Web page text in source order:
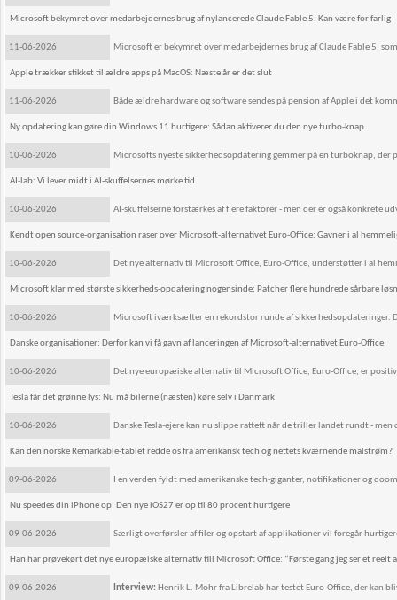
Microsoft bekymret over medarbejdernes brug af nylancerede Claude Fable 5: Kan være for farlig
11-06-2026 Microsoft er bekymret over medarbejdernes brug af Claude Fable 5,
Apple trækker stikket til ældre apps på MacOS: Næste år er det slut
11-06-2026 Både ældre hardware og software sendes på pension af Apple i det
Ny opdatering kan gøre din Windows 11 hurtigere: Sådan aktiverer du den nye turbo-knap
10-06-2026 Microsofts nyeste sikkerhedsopdatering gemmer på en turboknap,
AI-lab: Vi lever midt i AI-skuffelsernes mørke tid
10-06-2026 AI-skuffelserne forstærkes af flere faktorer - men der er også konkrete
Kendt open source-organisation raser over Microsoft-alternativet Euro-Office: Gavner i al
10-06-2026 Det nye alternativ til Microsoft Office, Euro-Office, understøtter i al
Microsoft klar med største sikkerheds-opdatering nogensinde: Patcher flere hundrede sårbare
10-06-2026 Microsoft iværksætter en rekordstor runde af sikkerhedsopdateringer.
Danske organisationer: Derfor kan vi få gavn af lanceringen af Microsoft-alternativet Euro-Office
10-06-2026 Det nye europæiske alternativ til Microsoft Office, Euro-Office, er
Tesla får det grønne lys: Nu må bilerne (næsten) køre selv i Danmark
10-06-2026 Danske Tesla-ejere kan nu slippe rattett når de triller landet rundt - men
Kan den norske Remarkable-tablet redde os fra amerikansk tech og nettets kværnende malstrøm?
09-06-2026 I en verden fyldt med amerikanske tech-giganter, notifikationer og
Nu speedes din iPhone op: Den nye iOS27 er op til 80 procent hurtigere
09-06-2026 Særligt overførsler af filer og opstart af applikationer vil foregår
Han har prøvekørt det nye europæiske alternativ till Microsoft Office: “Første gang jeg ser et reelt
09-06-2026 Interview: Henrik L. Mohr fra Librelab har testet Euro-Office, der kan